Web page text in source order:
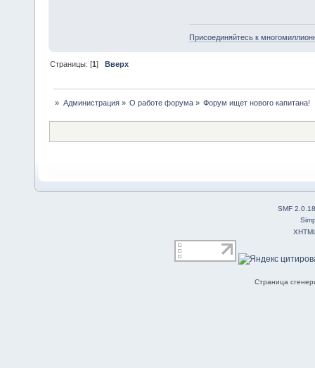
Присоединяйтесь к
Страницы: [1] Вверх
» Администрация» О работе форума» Форум ищет нового капитана!
SMF 2.0.18
Страница